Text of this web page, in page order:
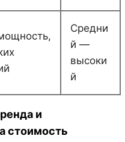
Средни
й —
высоки
й
и
стоимость